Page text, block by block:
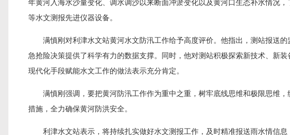
年黄河入海水沙量变化、调水调沙以来断面冲淤变化以及黄河口生态补水情况
等水文测报先进仪器设备。
满慎刚对利津水文站黄河水文防汛工作给予高度评价。他指出，测站报送
急抢险决策提供了科学有力的数据支撑。同时，他对测站积极探索新技术、新
现代化手段赋能水文工作的做法表示充分肯定。
满慎刚强调，要把黄河防汛工作作为重中之重，树牢底线思维和极限思维
措施，全力确保黄河防洪安全。
利津水文站表示，将持续扎实做好水文测报工作，及时精准报送雨水情信